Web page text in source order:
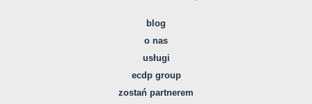
blog
o nas
usługi
ecdp group
zostań partnerem